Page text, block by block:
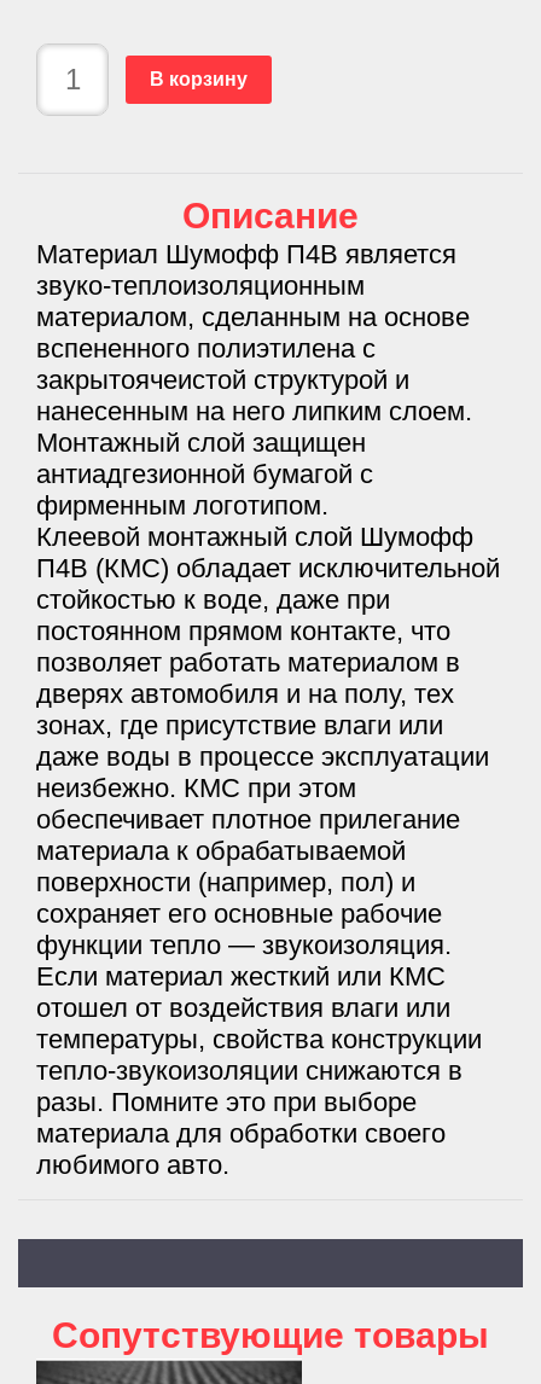
В корзину
Описание
Материал Шумофф П4В является
звуко-теплоизоляционным
материалом, сделанным на основе
вспененного полиэтилена с
закрытоячеистой структурой и
нанесенным на него липким слоем.
Монтажный слой защищен
антиадгезионной бумагой с
фирменным логотипом.
Клеевой монтажный слой Шумофф
П4В (КМС) обладает исключительной
стойкостью к воде, даже при
постоянном прямом контакте, что
позволяет работать материалом в
дверях автомобиля и на полу, тех
зонах, где присутствие влаги или
даже воды в процессе эксплуатации
неизбежно. КМС при этом
обеспечивает плотное прилегание
материала к обрабатываемой
поверхности (например, пол) и
сохраняет его основные рабочие
функции тепло — звукоизоляция.
Если материал жесткий или КМС
отошел от воздействия влаги или
температуры, свойства конструкции
тепло-звукоизоляции снижаются в
разы. Помните это при выборе
материала для обработки своего
любимого авто.
Cопутствующие товары